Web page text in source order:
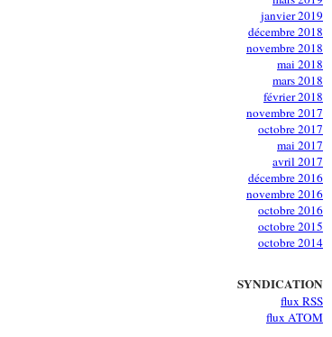
janvier 2019
décembre 2018
novembre 2018
mai 2018
mars 2018
février 2018
novembre 2017
octobre 2017
mai 2017
avril 2017
décembre 2016
novembre 2016
octobre 2016
octobre 2015
octobre 2014
SYNDICATION
flux RSS
flux ATOM